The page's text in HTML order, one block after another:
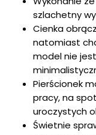
szlachetny
Cienka
natomiast
model nie
Pierścionek
pracy, na
uroczystych
Świetnie